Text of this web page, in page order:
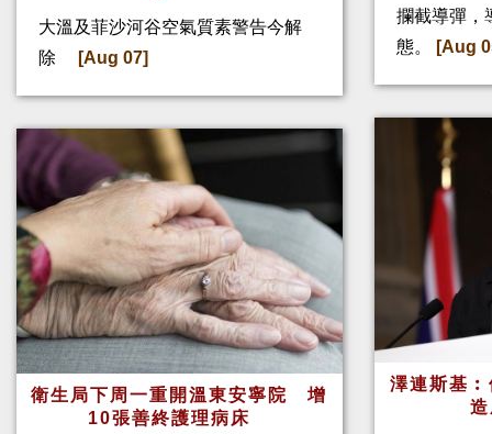
大溫及菲沙河谷空氣質素警告今解
除
[Aug 07]
衛生局下周一重開溫東安寧院 增
10張善終護理病床
攔截導彈，
態。
[Aug
澤連斯基